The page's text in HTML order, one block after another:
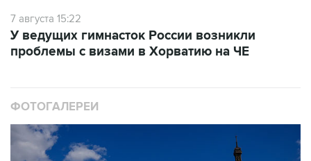
7 августа 15:22
У ведущих гимнасток России возникли
проблемы с визами в Хорватию на ЧЕ
ФОТОГАЛЕРЕИ